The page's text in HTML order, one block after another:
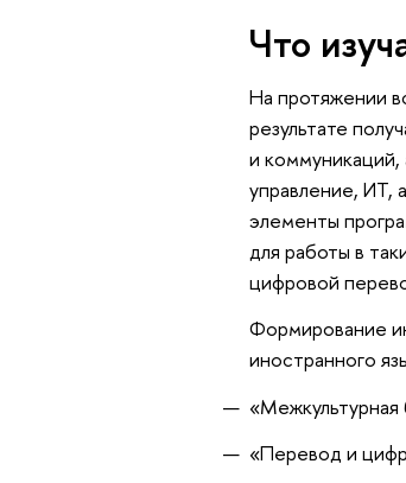
Что
На протяжении
результате
и коммуникаций,
управление, ИТ,
элементы
для работы в
цифровой
Формирование
иностранного
«Перевод и